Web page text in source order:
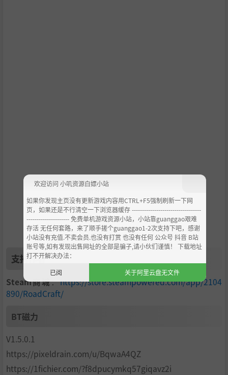
RoadCraft的世界提供了丰富的活动，为什么不和朋友一起
完成呢？设置最多4人的合作模式。分配任务，或共同专注
于一个目标。结合你的力量和创意，找到解决方案，即使是
最棘手的问题，也不在话下。
支持作者
Steam商城：https://store.steampowered.com/app/2104
890/RoadCraft/
BT磁力
V1.5.0.1
https://pixeldrain.com/u/BqwaA4QZ
https://1fichier.com/?f8dpucymkq57giqavz2i
欢迎访问 小叽资源白嫖小站
如果你发现主页没有更新游戏内容用CTRL+F5强制刷新一下网
页，如果还是不行清空一下浏览器缓存 ----------------------------------
--------------------- 免费单机游戏资源小站，小站靠guanggao艰难
存活 无任何套路，来了顺手搓个guanggao1-2次支持下吧，感谢
小站没有充值.不卖会员.也没有打赏 也没有任何 公众号 抖音 B站
账号等,如有发现出售网址的全部是骗子,请小伙们谨慎！ 下载地址
打不开解决办法：
已阅
关于阿里云盘无文件